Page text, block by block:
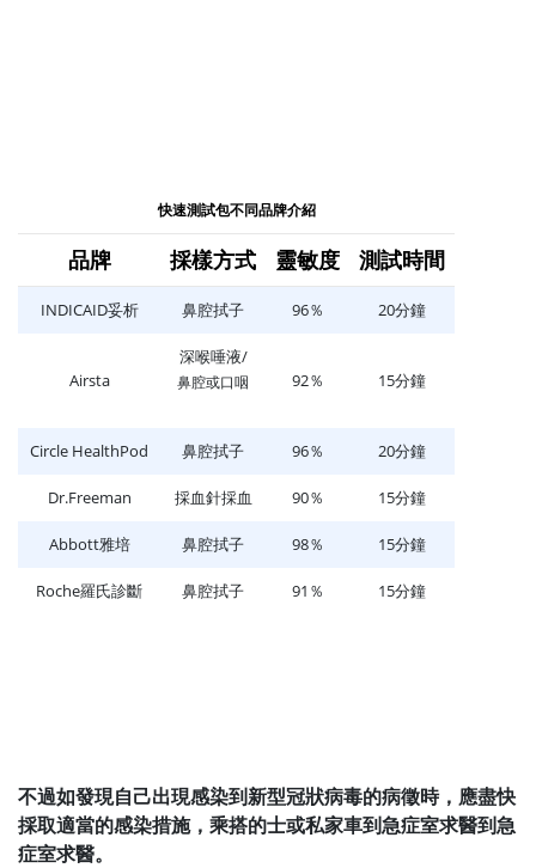
快速測試包不同品牌介紹
品牌 採樣方式 靈敏度 測試時間
INDICAID妥析 鼻腔拭子 96％ 20分鐘
Airsta
深喉唾液/
鼻腔或口咽 92％ 15分鐘
Circle HealthPod 鼻腔拭子 96％ 20分鐘
Dr.Freeman 採血針採血 90％ 15分鐘
Abbott雅培 鼻腔拭子 98％ 15分鐘
Roche羅氏診斷 鼻腔拭子 91％ 15分鐘
不過如發現自己出現感染到新型冠狀病毒的病徵時，應盡快
採取適當的感染措施，乘搭的士或私家車到急症室求醫到急
症室求醫。